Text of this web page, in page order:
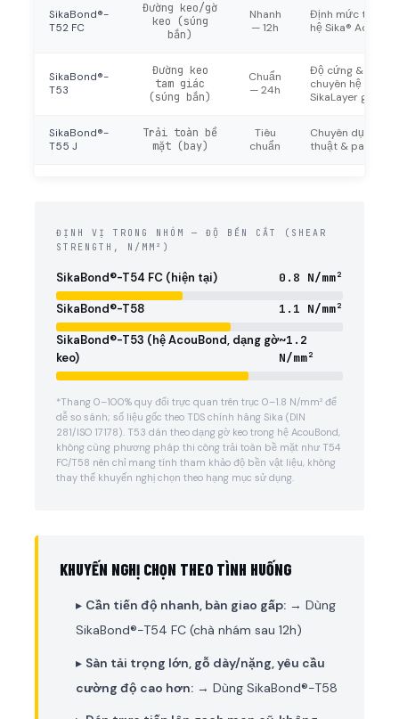
SikaBond®-
T52 FC
Đường keo/gờ
keo (súng
bắn)
Nhanh
— 12h
Định mức thấp
hệ Sika®
SikaBond®-
T53
Đường keo
tam giác
(súng bắn)
Chuẩn
— 24h
Độ cứng & độ
chuyên hệ
SikaLayer giảm
SikaBond®-
T55 J
Trải toàn bề
mặt (bay)
Tiêu
chuẩn
Chuyên dụng
thuật & parquet
ĐỊNH VỊ TRONG NHÓM — ĐỘ BỀN CẮT (SHEAR
STRENGTH, N/MM²)
SikaBond®-T54 FC (hiện tại) 0.8 N/mm²
SikaBond®-T58 1.1 N/mm²
SikaBond®-T53 (hệ AcouBond, dạng gờ
keo)
~1.2
N/mm²
*Thang 0–100% quy đổi trực quan trên trục 0–1.8 N/mm² để
dễ so sánh; số liệu gốc theo TDS chính hãng Sika (DIN
281/ISO 17178). T53 dán theo dạng gờ keo trong hệ AcouBond,
không cùng phương pháp thi công trải toàn bề mặt như T54
FC/T58 nên chỉ mang tính tham khảo độ bền vật liệu, không
thay thế khuyến nghị chọn theo hạng mục sử dụng.
KHUYẾN NGHỊ CHỌN THEO TÌNH HUỐNG
▸ Cần tiến độ nhanh, bàn giao gấp: → Dùng
SikaBond®-T54 FC (chà nhám sau 12h)
▸ Sàn tải trọng lớn, gỗ dày/nặng, yêu cầu
cường độ cao hơn: → Dùng SikaBond®-T58